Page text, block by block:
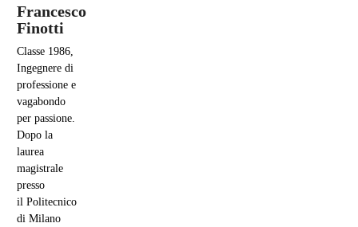
Francesco
Finotti
Classe 1986,
Ingegnere di
professione e
vagabondo
per passione.
Dopo la
laurea
magistrale
presso
il Politecnico
di Milano